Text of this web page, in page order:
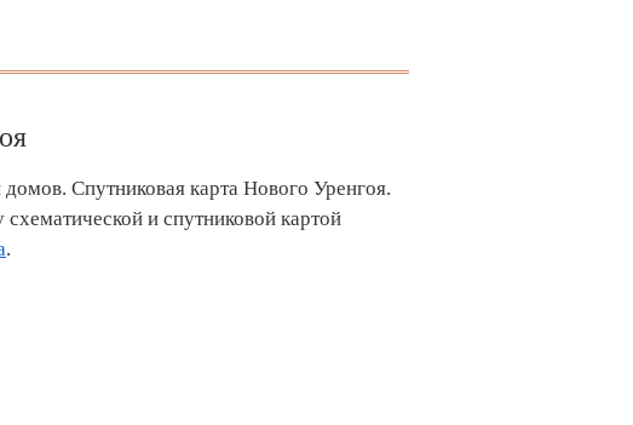
Спутниковая карта Нового Уренгоя.
и спутниковой картой
.